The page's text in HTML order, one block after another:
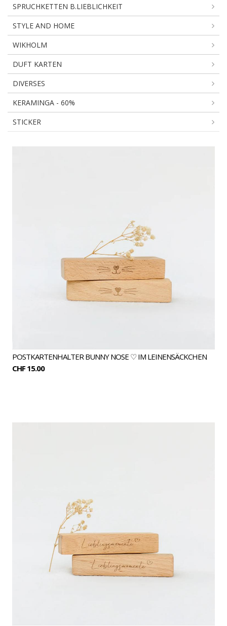
SPRUCHKETTEN B.LIEBLICHKEIT
STYLE AND HOME
WIKHOLM
DUFT KARTEN
DIVERSES
KERAMINGA - 60%
STICKER
POSTKARTENHALTER BUNNY NOSE ♡ IM LEINENSÄCKCHEN
CHF 15.00